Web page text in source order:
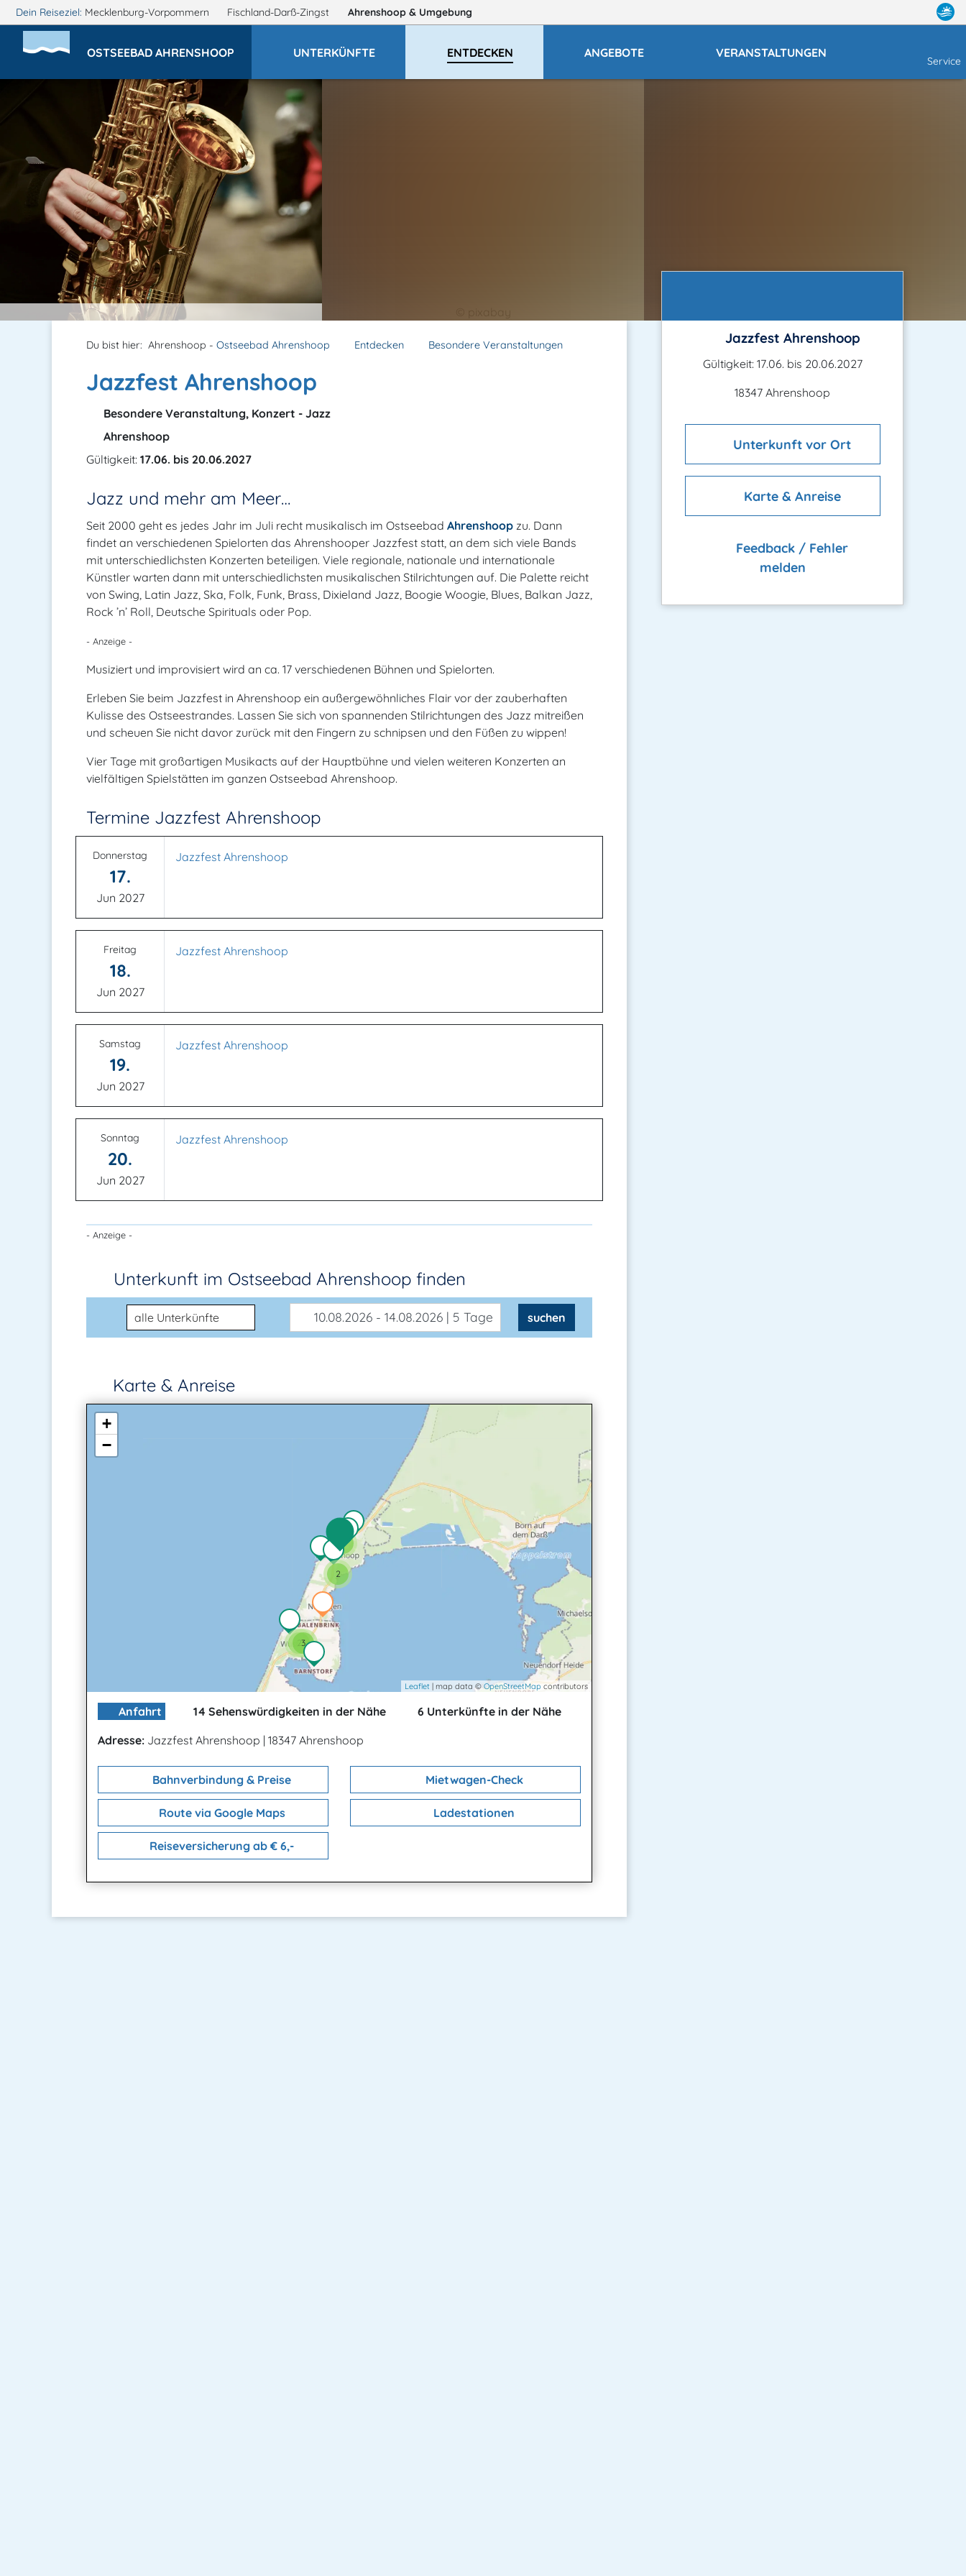
Dein Reiseziel: Mecklenburg-Vorpommern Fischland-Darß-Zingst Ahrenshoop & Umgebung
OSTSEEBAD AHRENSHOOP UNTERKÜNFTE ENTDECKEN ANGEBOTE VERANSTALTUNGEN
Service
Du bist hier: Ahrenshoop - Ostseebad Ahrenshoop Entdecken Besondere Veranstaltungen
Jazzfest Ahrenshoop
Besondere Veranstaltung, Konzert - Jazz
Ahrenshoop
Gültigkeit: 17.06. bis 20.06.2027
Jazz und mehr am Meer…
Seit 2000 geht es jedes Jahr im Juli recht musikalisch im Ostseebad Ahrenshoop zu. Dann
findet an verschiedenen Spielorten das Ahrenshooper Jazzfest statt, an dem sich viele Bands
mit unterschiedlichsten Konzerten beteiligen. Viele regionale, nationale und internationale
Künstler warten dann mit unterschiedlichsten musikalischen Stilrichtungen auf. Die Palette reicht
von Swing, Latin Jazz, Ska, Folk, Funk, Brass, Dixieland Jazz, Boogie Woogie, Blues, Balkan Jazz,
Rock ’n’ Roll, Deutsche Spirituals oder Pop.
- Anzeige -
Musiziert und improvisiert wird an ca. 17 verschiedenen Bühnen und Spielorten.
Erleben Sie beim Jazzfest in Ahrenshoop ein außergewöhnliches Flair vor der zauberhaften
Kulisse des Ostseestrandes. Lassen Sie sich von spannenden Stilrichtungen des Jazz mitreißen
und scheuen Sie nicht davor zurück mit den Fingern zu schnipsen und den Füßen zu wippen!
Vier Tage mit großartigen Musikacts auf der Hauptbühne und vielen weiteren Konzerten an
vielfältigen Spielstätten im ganzen Ostseebad Ahrenshoop.
Termine Jazzfest Ahrenshoop
Donnerstag
17.
Jun 2027
Jazzfest Ahrenshoop
Freitag
18.
Jun 2027
Jazzfest Ahrenshoop
Samstag
19.
Jun 2027
Jazzfest Ahrenshoop
Sonntag
20.
Jun 2027
Jazzfest Ahrenshoop
- Anzeige -
Unterkunft im Ostseebad Ahrenshoop finden
Unterkunftsart 10.08.2026 - 14.08.2026 | 5 Tage suchen
Karte & Anreise
2
23
+
−
Leaflet | map data ©OpenStreetMap contributors
Anfahrt 14 Sehenswürdigkeiten in der Nähe
6 Unterkünfte in der Nähe
Adresse: Jazzfest Ahrenshoop | 18347 Ahrenshoop
Bahnverbindung & Preise Mietwagen-Check
Route via Google Maps Ladestationen
Reiseversicherung ab € 6,-
Jazzfest Ahrenshoop
Gültigkeit: 17.06. bis 20.06.2027
18347 Ahrenshoop
Unterkunft vor Ort
Karte & Anreise
Feedback / Fehler
melden